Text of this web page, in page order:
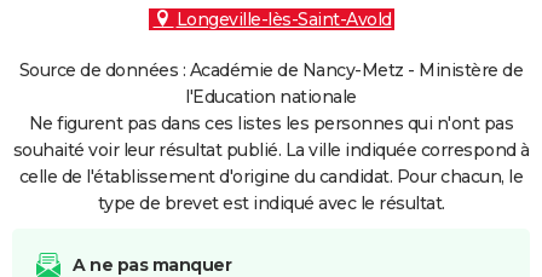
Longeville-lès-Saint-Avold
Source de données : Académie de Nancy-Metz - Ministère de
l'Education nationale
Ne figurent pas dans ces listes les personnes qui n'ont pas
souhaité voir leur résultat publié. La ville indiquée correspond à
celle de l'établissement d'origine du candidat. Pour chacun, le
type de brevet est indiqué avec le résultat.
A ne pas manquer